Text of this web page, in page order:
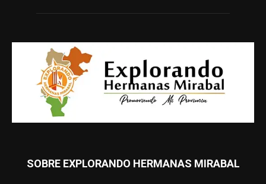
SOBRE EXPLORANDO HERMANAS MIRABAL